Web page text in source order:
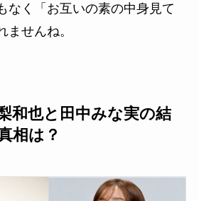
なく「お互いの素の中身見て
ませんね。
和也と田中みな実の結
相は？